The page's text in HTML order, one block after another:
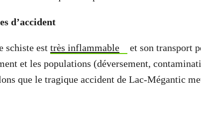
d’accident
schiste est très inflammable
et son transport
et les populations (déversement,
que le tragique accident de Lac-Mégantic